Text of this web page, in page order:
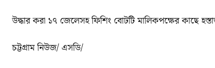
উদ্ধার করা ১৭ জেলেসহ ফিশিং বোটটি মালিকপক্ষের কাছে
চট্টগ্রাম নিউজ/ এসডি/